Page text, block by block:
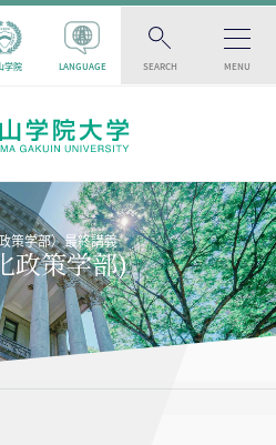
学院 LANGUAGE SEARCH MENU
策学部）最終講義
政策学部)